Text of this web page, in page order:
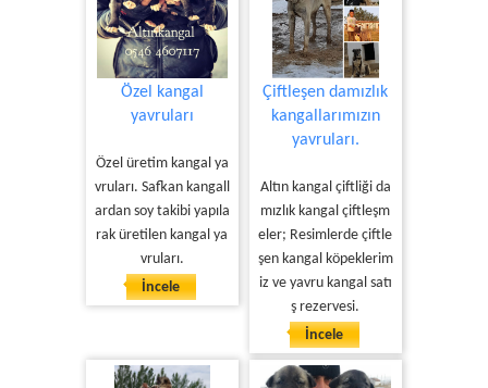
Özel kangal
yavruları
Özel üretim kangal ya
vruları. Safkan kangall
ardan soy takibi yapıla
rak üretilen kangal ya
vruları.
İncele
Çiftleşen damızlık
kangallarımızın
yavruları.
Altın kangal çiftliği da
mızlık kangal çiftleşm
eler; Resimlerde çiftle
şen kangal köpeklerim
iz ve yavru kangal satı
ş rezervesi.
İncele